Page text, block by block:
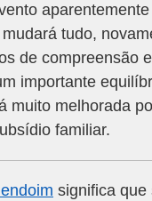
tudo,
de compreensão
importante
muito melhorada
familiar.
significa que